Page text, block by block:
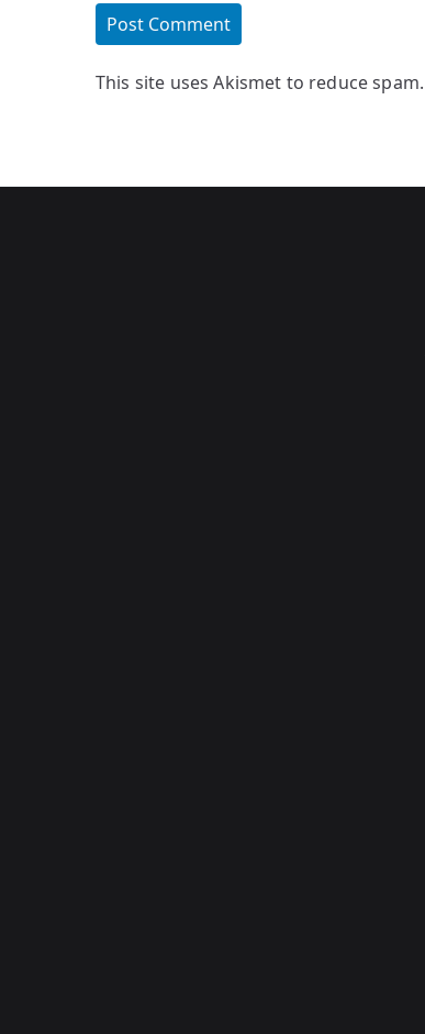
This site uses Akismet to reduce spam.